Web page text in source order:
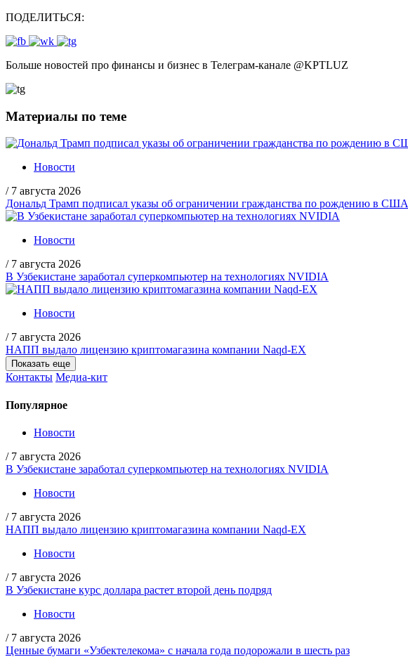
ПОДЕЛИТЬСЯ:
Больше новостей про финансы и бизнес в Телеграм-канале @KPTLUZ
Материалы по теме
Новости
/ 7 августа 2026
Дональд Трамп подписал указы об ограничении гражданства по рождению в США
Новости
/ 7 августа 2026
В Узбекистане заработал суперкомпьютер на технологиях NVIDIA
Новости
/ 7 августа 2026
НАПП выдало лицензию криптомагазина компании Naqd-EX
Показать еще
Контакты Медиа-кит
Популярное
Новости
/ 7 августа 2026
В Узбекистане заработал суперкомпьютер на технологиях NVIDIA
Новости
/ 7 августа 2026
НАПП выдало лицензию криптомагазина компании Naqd-EX
Новости
/ 7 августа 2026
В Узбекистане курс доллара растет второй день подряд
Новости
/ 7 августа 2026
Ценные бумаги «Узбектелекома» с начала года подорожали в шесть раз